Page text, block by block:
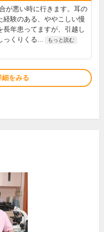
が悪い時に行きます。耳の
経験のある、ややこしい慢
長年患ってますが、引越し
っくりくる...
もっと読む
細をみる